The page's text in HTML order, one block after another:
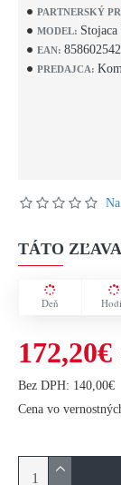
PARTNERSKÝ
MODEL:
EAN:
PREDAJCA:
TÁTO
Deň
172,20€
Bez DPH: 140,00€
Cena vo